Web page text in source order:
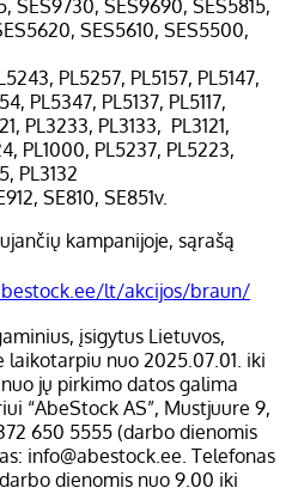
SES9730, SES9690, SES5815,
SES5610, SES5500,
PL5257, PL5157, PL5147,
PL5347, PL5137, PL5117,
PL3233, PL3133, PL3121,
PL1000, PL5237, PL5223,
PL3132
SE810, SE851v.
kampanijoje, sąrašą
lt/akcijos/braun/
įsigytus Lietuvos,
nuo 2025.07.01. iki
jų pirkimo datos galima
“AbeStock AS”, Mustjuure 9,
650 5555 (darbo dienomis
info@abestock.ee. Telefonas
dienomis nuo 9.00 iki